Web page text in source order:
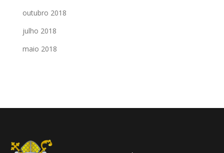
outubro 2018
julho 2018
maio 2018